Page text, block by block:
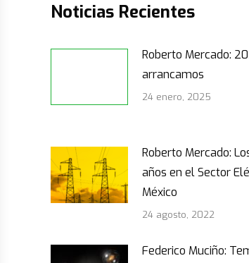
Noticias Recientes
Roberto Mercado:
arrancamos
24 enero, 2025
Roberto Mercado:
años en el Sector
México
24 agosto, 2022
Federico Muciño: